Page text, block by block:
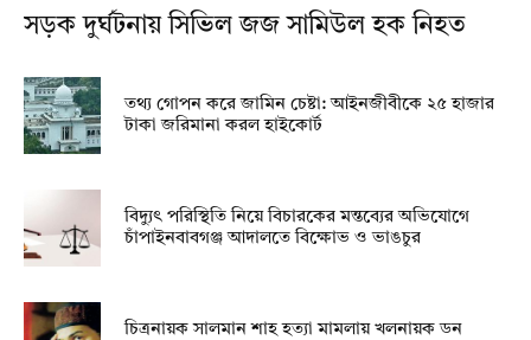
সড়ক দুর্ঘটনায় সিভিল জজ সামিউল হক নিহত
তথ্য গোপন করে জামিন চেষ্টা: আইনজীবীকে ২৫ হাজার
টাকা জরিমানা করল হাইকোর্ট
বিদ্যুৎ পরিস্থিতি নিয়ে বিচারকের মন্তব্যের অভিযোগে
চাঁপাইনবাবগঞ্জ আদালতে বিক্ষোভ ও ভাঙচুর
চিত্রনায়ক সালমান শাহ হত্যা মামলায় খলনায়ক ডন